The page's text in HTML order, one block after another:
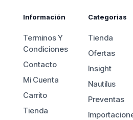
Información
Terminos Y
Condiciones
Contacto
Mi Cuenta
Carrito
Tienda
Categorias
Tienda
Ofertas
Insight
Nautilus
Preventas